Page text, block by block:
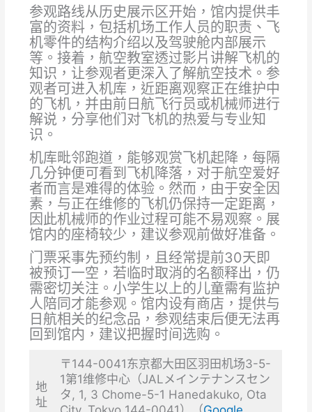
参观路线从历史展示区开始，馆内提供丰
富的资料，包括机场工作人员的职责、飞
机零件的结构介绍以及驾驶舱内部展示
等。接着，航空教室透过影片讲解飞机的
知识，让参观者更深入了解航空技术。参
观者可进入机库，近距离观察正在维护中
的飞机，并由前日航飞行员或机械师进行
解说，分享他们对飞机的热爱与专业知
识。
机库毗邻跑道，能够观赏飞机起降，每隔
几分钟便可看到飞机降落，对于航空爱好
者而言是难得的体验。然而，由于安全因
素，与正在维修的飞机仍保持一定距离，
因此机械师的作业过程可能不易观察。展
馆内的座椅较少，建议参观前做好准备。
门票采事先预约制，且经常提前30天即
被预订一空，若临时取消的名额释出，仍
需密切关注。小学生以上的儿童需有监护
人陪同才能参观。馆内设有商店，提供与
日航相关的纪念品，参观结束后便无法再
回到馆内，建议把握时间选购。
地
址
〒144-0041东京都大田区羽田机场3-5-
1第1维修中心（JALメインテナンスセン
タ, 1, 3 Chome-5-1 Hanedakuko, Ota